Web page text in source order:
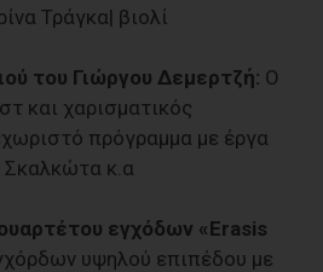
Τράγκα| βιολί
του Γιώργου Δεμερτζή: Ο
και χαρισματικός
πρόγραμμα με έργα
Σκαλκώτα κ.α
εγχόδων «Erasis
υψηλού επιπέδου με